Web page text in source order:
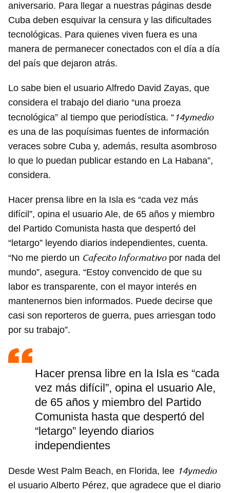
aniversario. Para llegar a nuestras páginas desde
Cuba deben esquivar la censura y las dificultades
tecnológicas. Para quienes viven fuera es una
manera de permanecer conectados con el día a día
del país que dejaron atrás.
Lo sabe bien el usuario Alfredo David Zayas, que
considera el trabajo del diario “una proeza
tecnológica” al tiempo que periodística. “ 14ymedio
es una de las poquísimas fuentes de información
veraces sobre Cuba y, además, resulta asombroso
lo que lo puedan publicar estando en La Habana”,
considera.
Hacer prensa libre en la Isla es “cada vez más
difícil”, opina el usuario Ale, de 65 años y miembro
del Partido Comunista hasta que despertó del
“letargo” leyendo diarios independientes, cuenta.
“No me pierdo un Cafecito Informativopor nada del
mundo”, asegura. “Estoy convencido de que su
labor es transparente, con el mayor interés en
mantenernos bien informados. Puede decirse que
casi son reporteros de guerra, pues arriesgan todo
por su trabajo”.
Hacer prensa libre en la Isla es “cada
vez más difícil”, opina el usuario Ale,
de 65 años y miembro del Partido
Comunista hasta que despertó del
“letargo” leyendo diarios
independientes
Desde West Palm Beach, en Florida, lee 14ymedio
el usuario Alberto Pérez, que agradece que el diario